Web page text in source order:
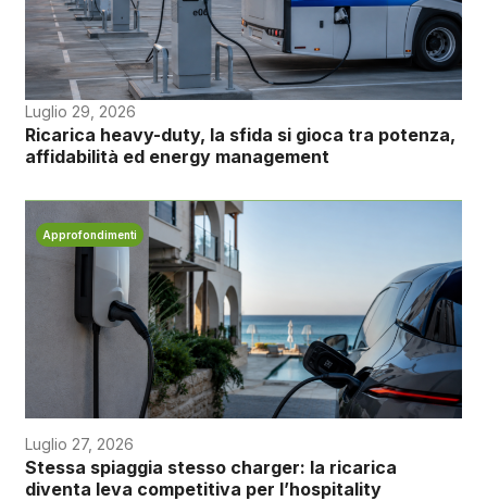
Luglio 29, 2026
Ricarica heavy-duty, la sfida si gioca tra potenza,
affidabilità ed energy management
Approfondimenti
Luglio 27, 2026
Stessa spiaggia stesso charger: la ricarica
diventa leva competitiva per l’hospitality